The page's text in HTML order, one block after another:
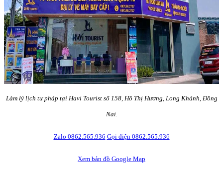
Làm lý lịch tư pháp tại Havi Tourist số 158, Hồ Thị Hương, Long Khánh, Đồng
Nai.
Zalo 0862.565.936 Gọi điện 0862.565.936
Xem bản đồ Google Map